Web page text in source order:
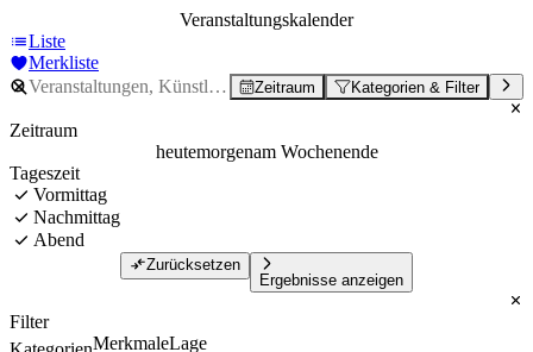
Veranstaltungskalender
Liste
Merkliste
Zeitraum Kategorien & Filter
Zeitraum
heutemorgenam Wochenende
Tageszeit
Vormittag
Nachmittag
Abend
Zurücksetzen
Ergebnisse anzeigen
Filter
MerkmaleLage